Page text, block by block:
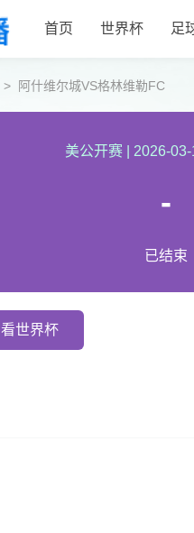
首页 世界杯 足
> 阿什维尔城VS格林维勒FC
美公开赛 2026-
-
已结束
看世界杯